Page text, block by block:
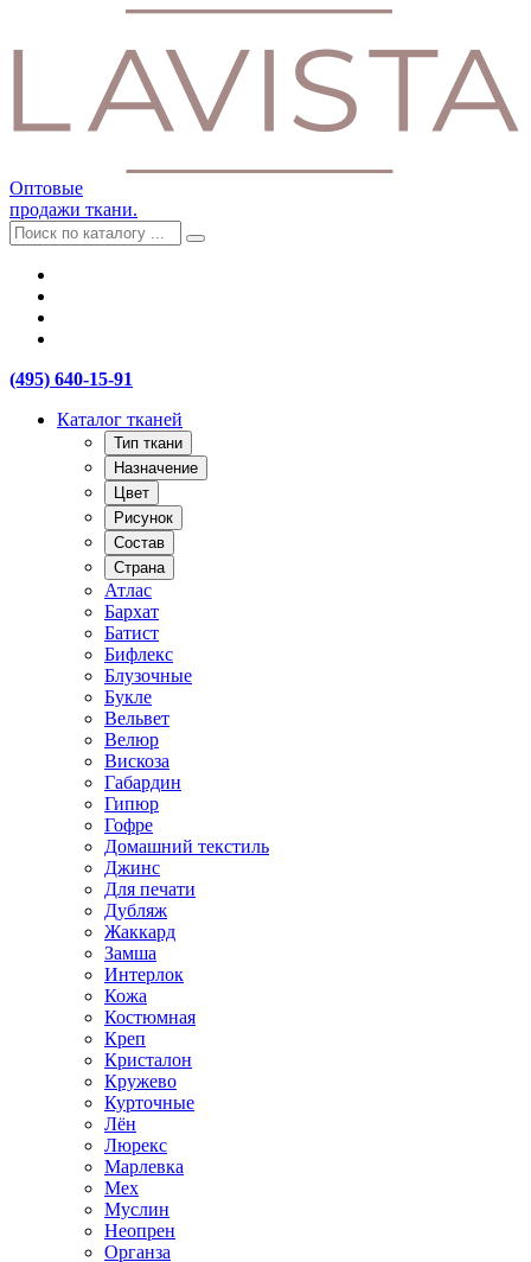
Оптовые
продажи ткани.
(495) 640-15-91
Каталог тканей
Тип ткани
Назначение
Цвет
Рисунок
Состав
Страна
Атлас
Бархат
Батист
Бифлекс
Блузочные
Букле
Вельвет
Велюр
Вискоза
Габардин
Гипюр
Гофре
Домашний текстиль
Джинс
Для печати
Дубляж
Жаккард
Замша
Интерлок
Кожа
Костюмная
Креп
Кристалон
Кружево
Курточные
Лён
Люрекс
Марлевка
Мех
Муслин
Неопрен
Органза